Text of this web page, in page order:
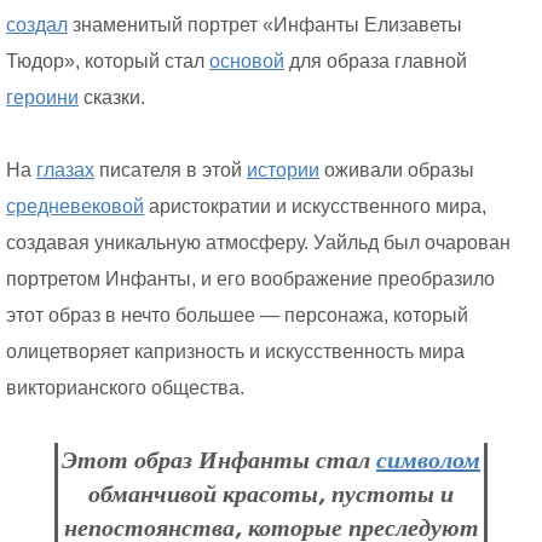
создал знаменитый портрет «Инфанты Елизаветы
Тюдор», который стал основой для образа главной
героини сказки.
На глазах писателя в этой истории оживали образы
средневековой аристократии и искусственного мира,
создавая уникальную атмосферу. Уайльд был очарован
портретом Инфанты, и его воображение преобразило
этот образ в нечто большее — персонажа, который
олицетворяет капризность и искусственность мира
викторианского общества.
Этот образ Инфанты сталсимволом
обманчивой красоты, пустоты и
непостоянства, которые преследуют